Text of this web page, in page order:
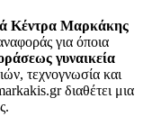
Κέντρα Μαρκάκης
για όποια
γυναικεία
τεχνογνωσία και
διαθέτει μια